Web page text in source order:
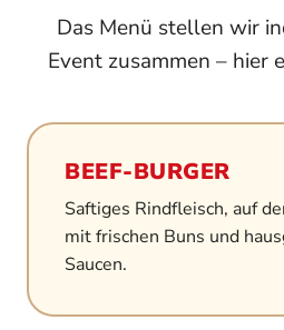
Das Menü stellen wir
Event zusammen – hier
BEEF-BURGER
Saftiges Rindfleisch, auf
mit frischen Buns und
Saucen.